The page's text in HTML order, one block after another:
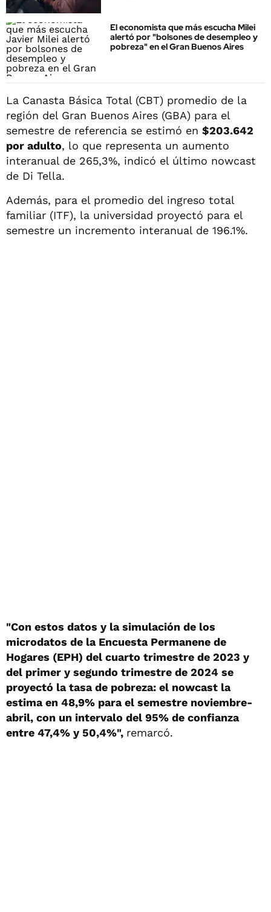
El economista que más escucha Milei
alertó por "bolsones de desempleo y
pobreza" en el Gran Buenos Aires
La Canasta Básica Total (CBT) promedio de la
región del Gran Buenos Aires (GBA) para el
semestre de referencia se estimó en $203.642
por adulto, lo que representa un aumento
interanual de 265,3%, indicó el último nowcast
de Di Tella.
Además, para el promedio del ingreso total
familiar (ITF), la universidad proyectó para el
semestre un incremento interanual de 196.1%.
"Con estos datos y la simulación de los
microdatos de la Encuesta Permanene de
Hogares (EPH) del cuarto trimestre de 2023 y
del primer y segundo trimestre de 2024 se
proyectó la tasa de pobreza: el nowcast la
estima en 48,9% para el semestre noviembre-
abril, con un intervalo del 95% de confianza
entre 47,4% y 50,4%", remarcó.